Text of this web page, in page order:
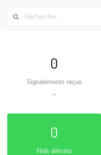
0
Signalements reçus
=
0
Nids détruits